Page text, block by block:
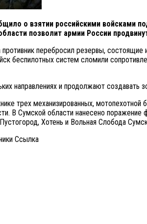
о взятии российскими войсками
позволит армии России
перебросил резервы, состоящие
беспилотных систем сломили
направлениях и продолжают создавать
трех механизированных, мотопехотной
В Сумской области нанесено
Хотень и Вольная Слобода
Cсылка